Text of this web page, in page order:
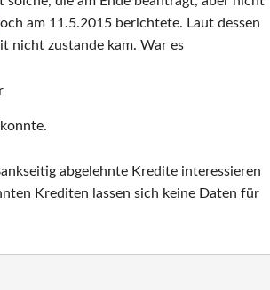
am 11.5.2015 berichtete. Laut dessen
nicht zustande kam. War es
abgelehnte Kredite interessieren
Krediten lassen sich keine Daten für